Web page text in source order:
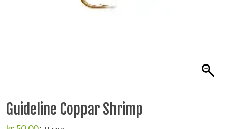
Guideline Coppar Shrimp